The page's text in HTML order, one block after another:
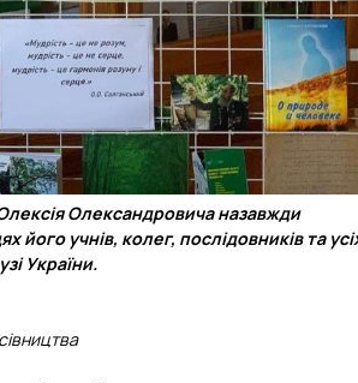
Олександровича назавжди
його учнів, колег, послідовників та
України.